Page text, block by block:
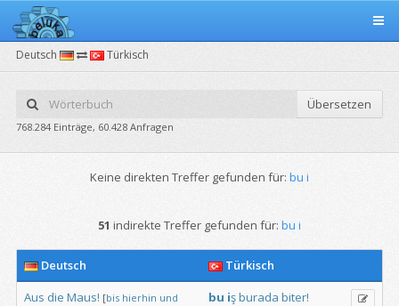
Deutsch Türkisch
Übersetzen
768.284 Einträge, 60.428 Anfragen
Keine direkten Treffer gefunden für: bu i
51 indirekte Treffer gefunden für: bu i
Deutsch
Türkisch
Aus die Maus! [bis hierhin und
bu işburada biter!